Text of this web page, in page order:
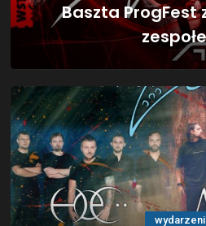
Baszta ProgFest